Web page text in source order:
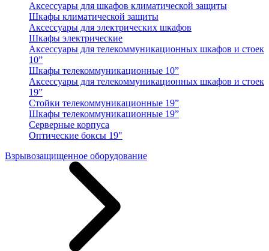
Аксессуары для шкафов климатической защиты
Шкафы климатической защиты
Аксессуары для электрических шкафов
Шкафы электрические
Аксессуары для телекоммуникационных шкафов и стоек
10”
Шкафы телекоммуникационные 10”
Аксессуары для телекоммуникационных шкафов и стоек
19”
Стойки телекоммуникационные 19”
Шкафы телекоммуникационные 19”
Серверные корпуса
Оптические боксы 19"
Взрывозащищенное оборудование